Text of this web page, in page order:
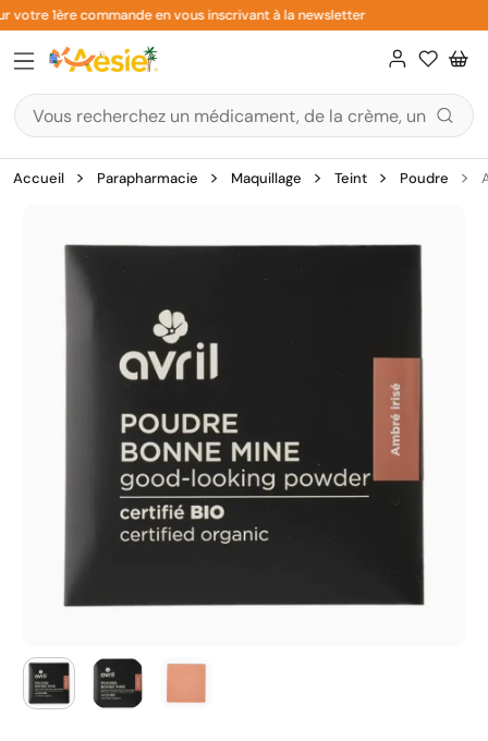
Aller
au
contenu
votre 1ère commande en vous inscrivant à la newsletter
Accueil Parapharmacie Maquillage Teint Poudre